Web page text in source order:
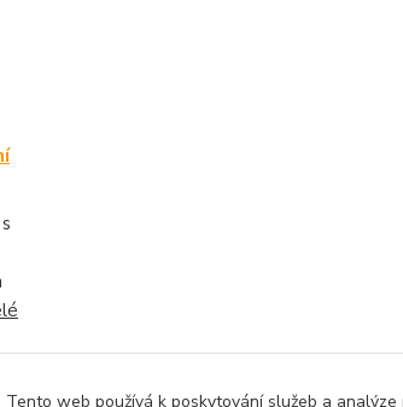
Tento web používá k poskytování služeb a